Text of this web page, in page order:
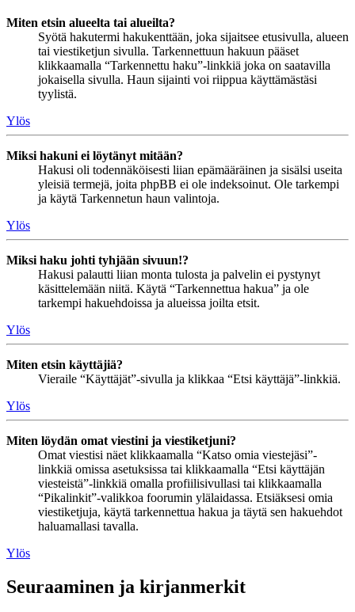
Miten etsin alueelta tai alueilta?
Syötä hakutermi hakukenttään, joka sijaitsee etusivulla, alueen
tai viestiketjun sivulla. Tarkennettuun hakuun pääset
klikkaamalla “Tarkennettu haku”-linkkiä joka on saatavilla
jokaisella sivulla. Haun sijainti voi riippua käyttämästäsi
tyylistä.
Ylös
Miksi hakuni ei löytänyt mitään?
Hakusi oli todennäköisesti liian epämääräinen ja sisälsi useita
yleisiä termejä, joita phpBB ei ole indeksoinut. Ole tarkempi
ja käytä Tarkennetun haun valintoja.
Ylös
Miksi haku johti tyhjään sivuun!?
Hakusi palautti liian monta tulosta ja palvelin ei pystynyt
käsittelemään niitä. Käytä “Tarkennettua hakua” ja ole
tarkempi hakuehdoissa ja alueissa joilta etsit.
Ylös
Miten etsin käyttäjiä?
Vieraile “Käyttäjät”-sivulla ja klikkaa “Etsi käyttäjä”-linkkiä.
Ylös
Miten löydän omat viestini ja viestiketjuni?
Omat viestisi näet klikkaamalla “Katso omia viestejäsi”-
linkkiä omissa asetuksissa tai klikkaamalla “Etsi käyttäjän
viesteistä”-linkkiä omalla profiilisivullasi tai klikkaamalla
“Pikalinkit”-valikkoa foorumin ylälaidassa. Etsiäksesi omia
viestiketjuja, käytä tarkennettua hakua ja täytä sen hakuehdot
haluamallasi tavalla.
Ylös
Seuraaminen ja kirjanmerkit